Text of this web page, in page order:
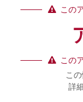
この
この
こ
詳